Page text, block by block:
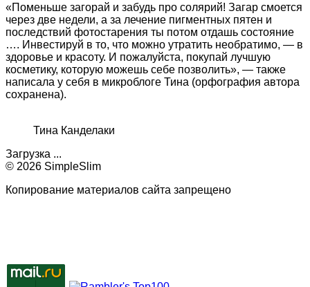
«Поменьше загорай и забудь про солярий! Загар смоется
через две недели, а за лечение пигментных пятен и
последствий фотостарения ты потом отдашь состояние
…. Инвестируй в то, что можно утратить необратимо, — в
здоровье и красоту. И пожалуйста, покупай лучшую
косметику, которую можешь себе позволить», — также
написала у себя в микроблоге Тина (орфография автора
сохранена).
Тина Канделаки
Загрузка ...
© 2026 SimpleSlim
Копирование материалов сайта запрещено